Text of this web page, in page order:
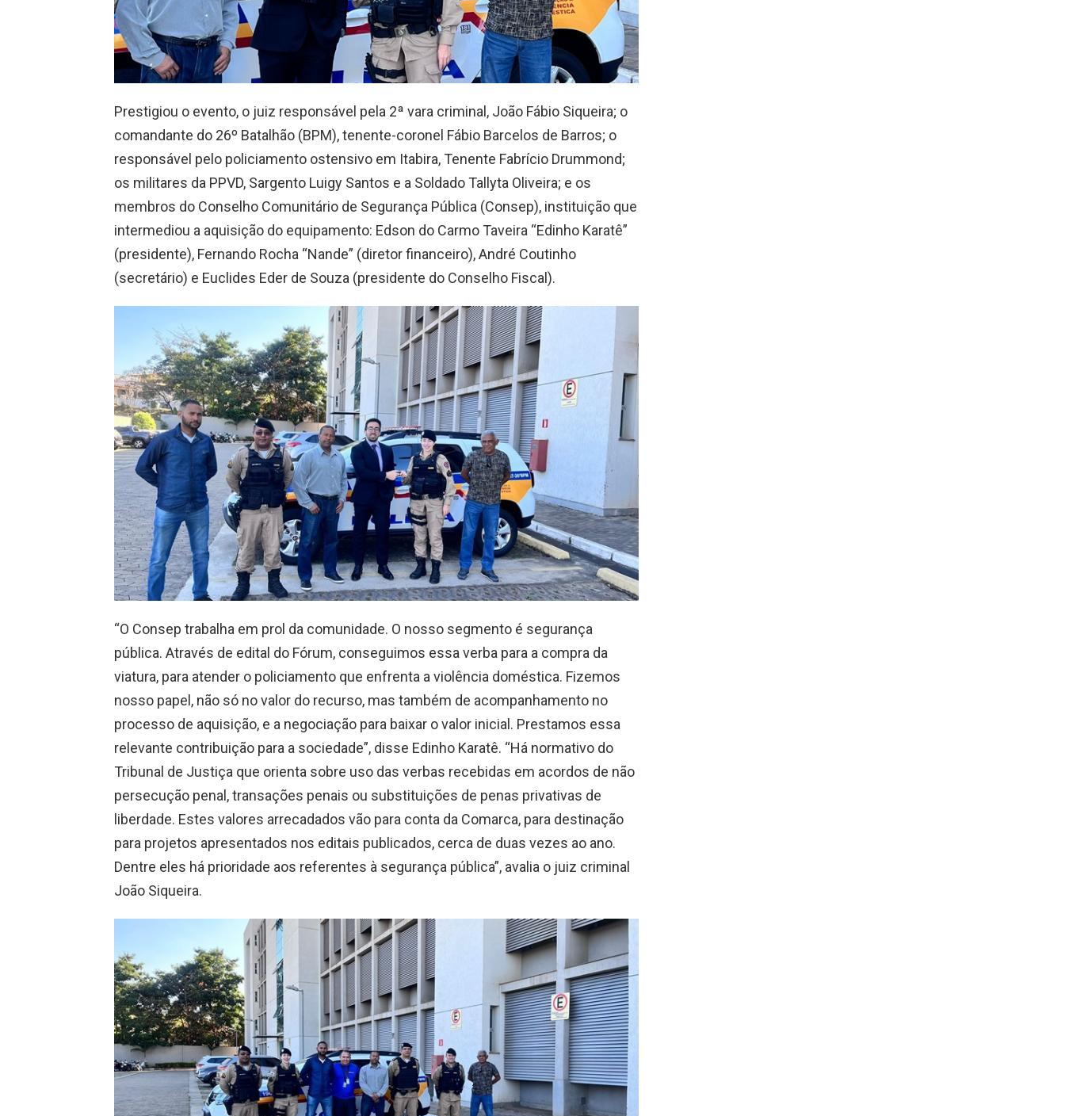
Prestigiou o evento, o juiz responsável pela 2ª vara criminal, João Fábio Siqueira; o
comandante do 26º Batalhão (BPM), tenente-coronel Fábio Barcelos de Barros; o
responsável pelo policiamento ostensivo em Itabira, Tenente Fabrício Drummond;
os militares da PPVD, Sargento Luigy Santos e a Soldado Tallyta Oliveira; e os
membros do Conselho Comunitário de Segurança Pública (Consep), instituição que
intermediou a aquisição do equipamento: Edson do Carmo Taveira “Edinho Karatê”
(presidente), Fernando Rocha “Nande” (diretor financeiro), André Coutinho
(secretário) e Euclides Eder de Souza (presidente do Conselho Fiscal).
“O Consep trabalha em prol da comunidade. O nosso segmento é segurança
pública. Através de edital do Fórum, conseguimos essa verba para a compra da
viatura, para atender o policiamento que enfrenta a violência doméstica. Fizemos
nosso papel, não só no valor do recurso, mas também de acompanhamento no
processo de aquisição, e a negociação para baixar o valor inicial. Prestamos essa
relevante contribuição para a sociedade”, disse Edinho Karatê. “Há normativo do
Tribunal de Justiça que orienta sobre uso das verbas recebidas em acordos de não
persecução penal, transações penais ou substituições de penas privativas de
liberdade. Estes valores arrecadados vão para conta da Comarca, para destinação
para projetos apresentados nos editais publicados, cerca de duas vezes ao ano.
Dentre eles há prioridade aos referentes à segurança pública”, avalia o juiz criminal
João Siqueira.